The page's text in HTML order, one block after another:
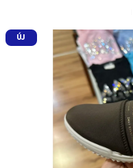
ÚJ